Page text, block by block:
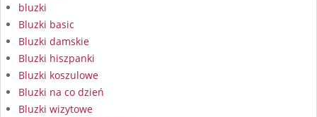
bluzki
Bluzki basic
Bluzki damskie
Bluzki hiszpanki
Bluzki koszulowe
Bluzki na co dzień
Bluzki wizytowe